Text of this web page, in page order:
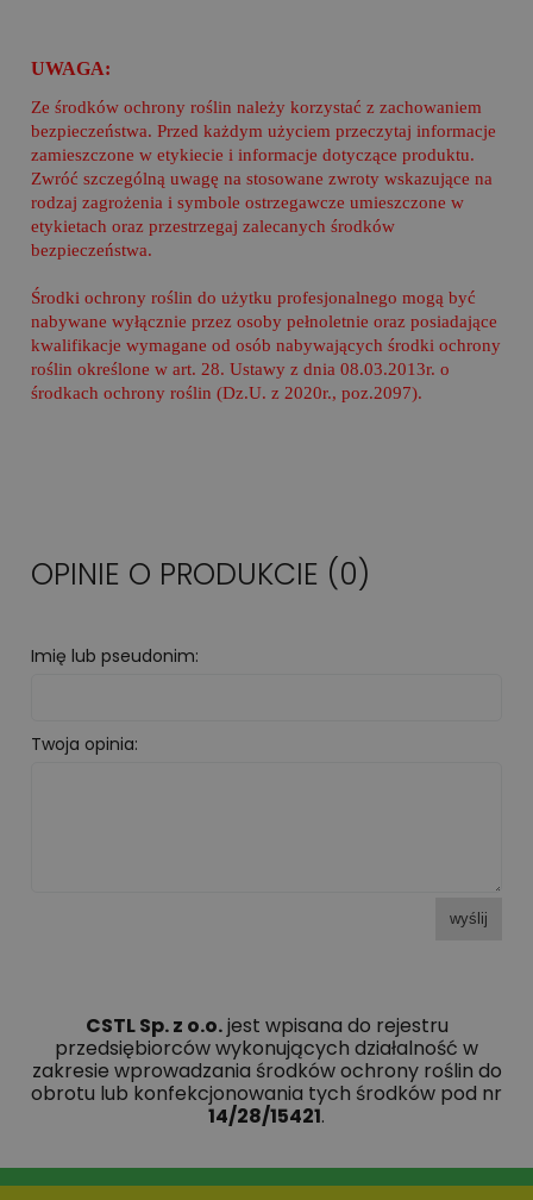
UWAGA:
Ze środków ochrony roślin należy korzystać z zachowaniem
bezpieczeństwa. Przed każdym użyciem przeczytaj informacje
zamieszczone w etykiecie i informacje dotyczące produktu.
Zwróć szczególną uwagę na stosowane zwroty wskazujące na
rodzaj zagrożenia i symbole ostrzegawcze umieszczone w
etykietach oraz przestrzegaj zalecanych środków
bezpieczeństwa.
Środki ochrony roślin do użytku profesjonalnego mogą być
nabywane wyłącznie przez osoby pełnoletnie oraz posiadające
kwalifikacje wymagane od osób nabywających środki ochrony
roślin określone w art. 28. Ustawy z dnia 08.03.2013r. o
środkach ochrony roślin (Dz.U. z 2020r., poz.2097).
OPINIE O PRODUKCIE (0)
Imię lub pseudonim:
Twoja opinia:
wyślij
CSTL Sp. z o.o.jest wpisana do rejestru
przedsiębiorców wykonujących działalność w
zakresie wprowadzania środków ochrony roślin do
obrotu lub konfekcjonowania tych środków pod nr
14/28/15421.